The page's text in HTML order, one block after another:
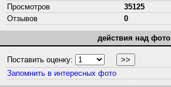
Просмотров
35125
Отзывов
0
действия над фото
Поставить оценку:
Запомнить в интересных фото